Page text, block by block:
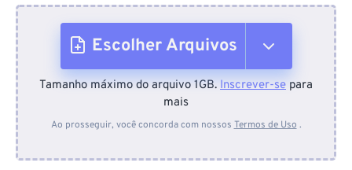
Escolher Arquivos
Do dispositivo
Tamanho máximo do arquivo 1GB. Inscrever-se para
mais
Ao prosseguir, você concorda com nossos Termos de Uso .